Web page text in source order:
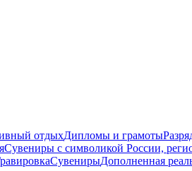
отдыхДипломы и грамоты
Сувениры с символикой России,
СувенирыДополненная